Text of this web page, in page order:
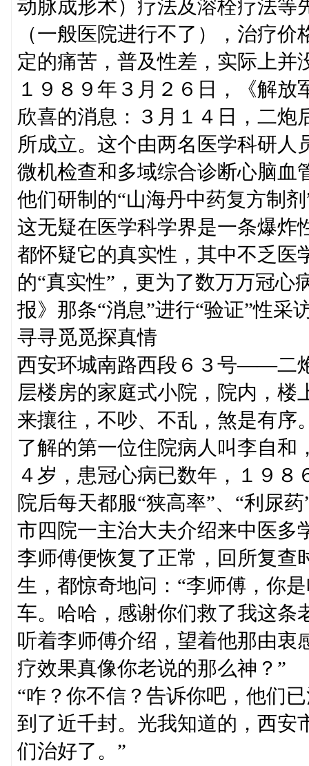
动脉成形术）疗法及溶栓疗法等
（一般医院进行不了），治疗
定的痛苦，普及性差，实际上并
１９８９年３月２６日，《解
欣喜的消息：３月１４日，二炮
所成立。这个由两名医学科研人
微机检查和多域综合诊断心脑血
他们研制的“山海丹中药复方制
这无疑在医学科学界是一条爆炸
都怀疑它的真实性，其中不乏医
的“真实性”，更为了数万万冠心
报》那条“消息”进行“验证”性采
寻寻觅觅探真情
西安环城南路西段６３号——二
层楼房的家庭式小院，院内，楼
来攘往，不吵、不乱，煞是有序
了解的第一位住院病人叫李自和
４岁，患冠心病已数年，１９
院后每天都服“狭高率”、“利尿
市四院一主治大夫介绍来中医多
李师傅便恢复了正常，回所复查
生，都惊奇地问：“李师傅，你
车。哈哈，感谢你们救了我这条
听着李师傅介绍，望着他那由衷
疗效果真像你老说的那么神？”
“咋？你不信？告诉你吧，他们
到了近千封。光我知道的，西安
们治好了。”